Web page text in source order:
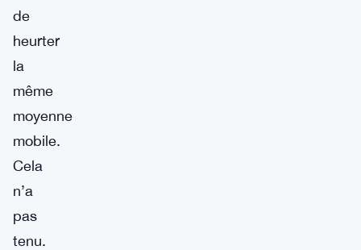
de
heurter
la
même
moyenne
mobile.
Cela
n’a
pas
tenu.